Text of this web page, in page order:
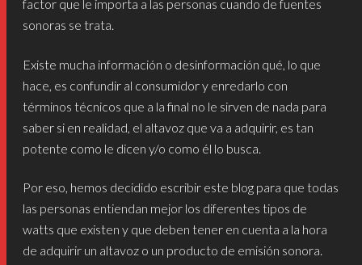
factor que le importa a las personas cuando de fuentes
sonoras se trata.
Existe mucha información o desinformación qué, lo que
hace, es confundir al consumidor y enredarlo con
términos técnicos que a la final no le sirven de nada para
saber si en realidad, el altavoz que va a adquirir, es tan
potente como le dicen y/o como él lo busca.
Por eso, hemos decidido escribir este blog para que todas
las personas entiendan mejor los diferentes tipos de
watts que existen y que deben tener en cuenta a la hora
de adquirir un altavoz o un producto de emisión sonora.